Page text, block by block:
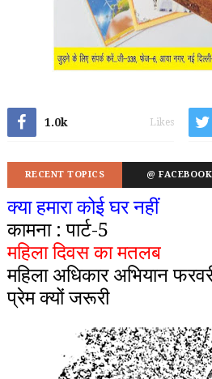
1.0k Likes
RECENT TOPICS @ FACEBOOK
क्या हमारा कोई घर नहीं
कामना : पार्ट-5
महिला दिवस का मतलब
महिला अधिकार अभियान
प्रेम क्यों जरूरी